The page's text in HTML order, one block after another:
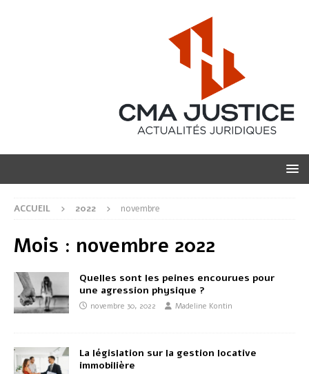
ACCUEIL 2022 novembre
Mois : novembre 2022
Quelles sont les peines encourues pour
une agression physique ?
novembre 30, 2022 Madeline Kontin
La législation sur la gestion locative
immobilière